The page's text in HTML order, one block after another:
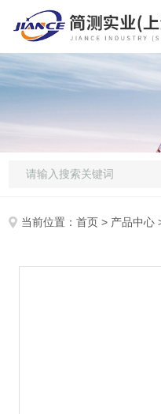
当前位置：首页 > 产品中心